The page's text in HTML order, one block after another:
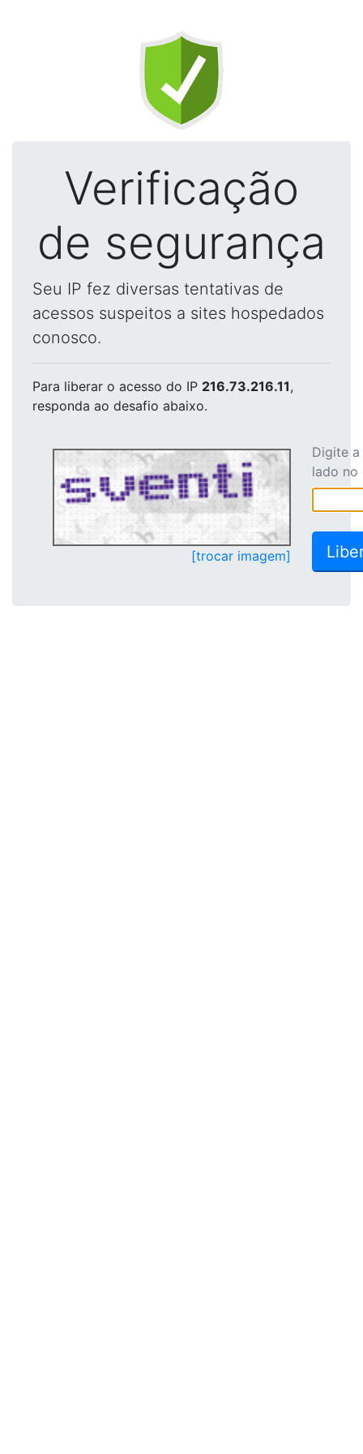
Verificação
de segurança
Seu IP fez diversas tentativas de
acessos suspeitos a sites hospedados
conosco.
Para liberar o acesso do IP 216.73.216.11,
responda ao desafio abaixo.
[trocar imagem]
Digite
lado no